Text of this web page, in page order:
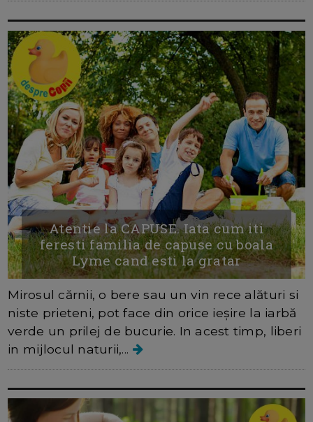
Atentie la CAPUSE. Iata cum iti
feresti familia de capuse cu boala
Lyme cand esti la gratar
Mirosul cărnii, o bere sau un vin rece alături si
niste prieteni, pot face din orice ieșire la iarbă
verde un prilej de bucurie. In acest timp, liberi
in mijlocul naturii,...